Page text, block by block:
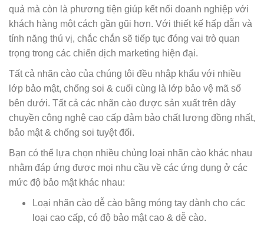
quả mà còn là phương tiện giúp kết nối doanh nghiệp với
khách hàng một cách gần gũi hơn. Với thiết kế hấp dẫn và
tính năng thú vị, chắc chắn sẽ tiếp tục đóng vai trò quan
trọng trong các chiến dịch marketing hiện đại.
Tất cả nhãn cào của chúng tôi đều nhập khẩu với nhiều
lớp bảo mật, chống soi & cuối cùng là lớp bảo vệ mã số
bên dưới. Tất cả các nhãn cào được sản xuất trên dây
chuyền công nghệ cao cấp đảm bảo chất lượng đồng nhất,
bảo mật & chống soi tuyệt đối.
Bạn có thể lựa chọn nhiều chủng loại nhãn cào khác nhau
nhằm đáp ứng được mọi nhu cầu về các ứng dụng ở các
mức độ bảo mật khác nhau:
Loại nhãn cào dễ cào bằng móng tay dành cho các
loại cao cấp, có độ bảo mật cao & dễ cào.